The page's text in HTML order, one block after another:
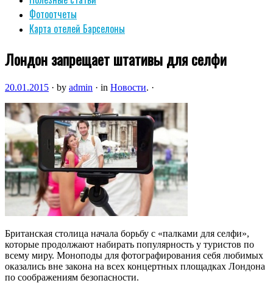
Фотоотчеты
Карта отелей Барселоны
Лондон запрещает штативы для селфи
20.01.2015 · by admin · in Новости. ·
Британская столица начала борьбу с «палками для селфи»,
которые продолжают набирать популярность у туристов по
всему миру. Моноподы для фотографирования себя любимых
оказались вне закона на всех концертных площадках Лондона
по соображениям безопасности.